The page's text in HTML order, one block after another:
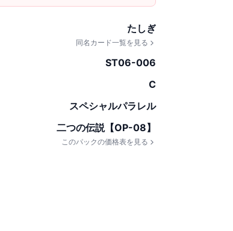
たしぎ
同名カード一覧を見る
ST06-006
C
スペシャルパラレル
二つの伝説【OP-08】
このパックの価格表を見る